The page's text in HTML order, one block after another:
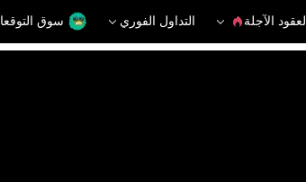
الآجلة التداول الفوري سوق